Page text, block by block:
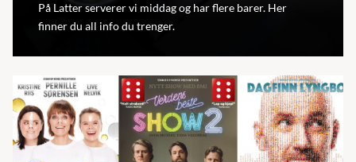
På Latter serverer vi middag og har flere barer. Her
finner du all info du trenger.